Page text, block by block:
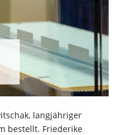
langjähriger
bestellt. Friederike